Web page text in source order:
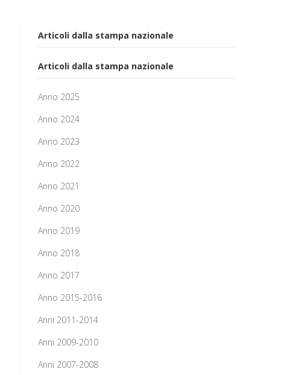
Articoli dalla stampa nazionale
Articoli dalla stampa nazionale
Anno 2025
Anno 2024
Anno 2023
Anno 2022
Anno 2021
Anno 2020
Anno 2019
Anno 2018
Anno 2017
Anno 2015-2016
Anni 2011-2014
Anni 2009-2010
Anni 2007-2008